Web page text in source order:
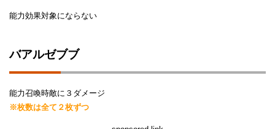
能力効果対象にならない
バアルゼブブ
能力召喚時敵に３ダメージ
※枚数は全て２枚ずつ